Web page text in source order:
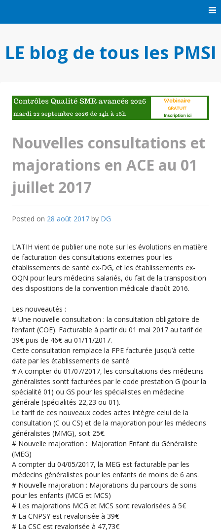
LE blog de tous les PMSI
Nouvelles consultations et
majorations en ACE au 01
juillet 2017
Posted on 28 août 2017 by DG
L’ATIH vient de publier une note sur les évolutions en matière
de facturation des consultations externes pour les
établissements de santé ex-DG, et les établissements ex-
OQN pour leurs médecins salariés, du fait de la transposition
des dispositions de la convention médicale d’août 2016.
Les nouveautés :
# Une nouvelle consultation : la consultation obligatoire de
l’enfant (COE). Facturable à partir du 01 mai 2017 au tarif de
39€ puis de 46€ au 01/11/2017.
Cette consultation remplace la FPE facturée jusqu’à cette
date par les établissements de santé
# A compter du 01/07/2017, les consultations des médecins
généralistes sontt facturées par le code prestation G (pour la
spécialité 01) ou GS pour les spécialistes en médecine
générale (spécialités 22,23 ou 01).
Le tarif de ces nouveaux codes actes intègre celui de la
consultation (C ou CS) et de la majoration pour les médecins
généralistes (MMG), soit 25€.
# Nouvelle majoration : Majoration Enfant du Généraliste
(MEG)
A compter du 04/05/2017, la MEG est facturable par les
médecins généralistes pour les enfants de moins de 6 ans.
# Nouvelle majoration : Majorations du parcours de soins
pour les enfants (MCG et MCS)
# Les majorations MCG et MCS sont revalorisées à 5€
# La CNPSY est revalorisée à 39€
# La CSC est revalorisée à 47,73€